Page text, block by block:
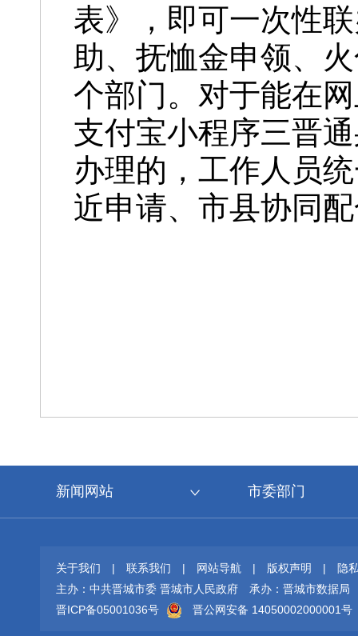
表》，即可一次性
助、抚恤金申领、
个部门。对于能在
支付宝小程序三晋
办理的，工作人员
近申请、市县协同
新闻网站 市委部门
关于我们 | 联系我们 | 网站导航 | 版权声明 |
隐
主办：中共晋城市委 晋城市人民政府
承办：晋城市数据局
晋ICP备05001036号
晋公网安备 14050002000001号